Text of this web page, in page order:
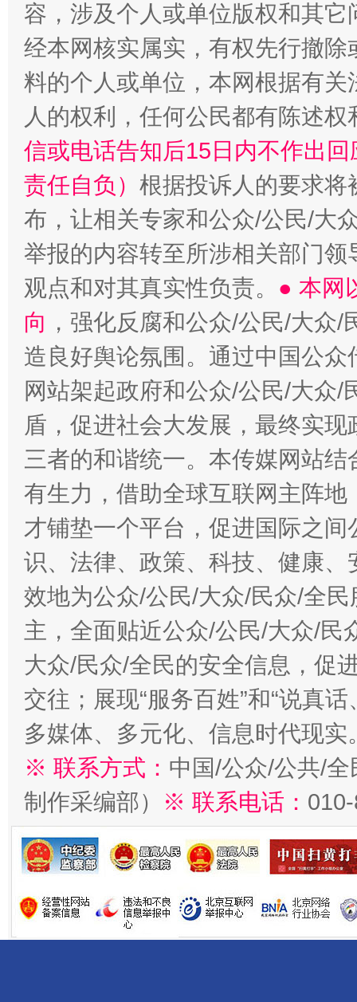
“蜀中异人”王建安的艺术幻境
容，涉及个人或单位版权和其它
经本网核实属实，有权先行撤
料的个人或单位，本网根据有
人的权利，任何公民都有陈述
信或电话告知后15日内不作出
责任自负） 根据投诉人的要求将
布，让相关专家和公众/公民/大
举报的内容转至所涉相关部门
观点和对其真实性负责。 ● 本网
向 ，强化反腐和公众/公民/大众
造良好舆论氛围。通过中国公
网站架起政府和公众/公民/大众
盾，促进社会大发展，最终实
三者的和谐统一。本传媒网站
有生力，借助全球互联网主阵
才铺垫一个平台，促进国际之
识、法律、政策、科技、健康
效地为公众/公民/大众/民众/全
主，全面贴近公众/公民/大众/民
大众/民众/全民的安全信息，促
交往；展现“服务百姓”和“说真
多媒体、多元化、信息时代现实
※ 联系方式： 中国/公众/公共/
制作采编部）
※ 联系电话：